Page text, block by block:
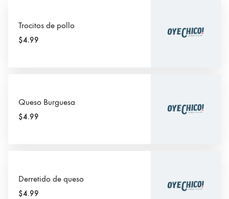
Trocitos de pollo
$4.99
Queso Burguesa
$4.99
Derretido de queso
$4.99